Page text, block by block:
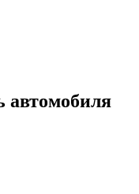
автомобиля